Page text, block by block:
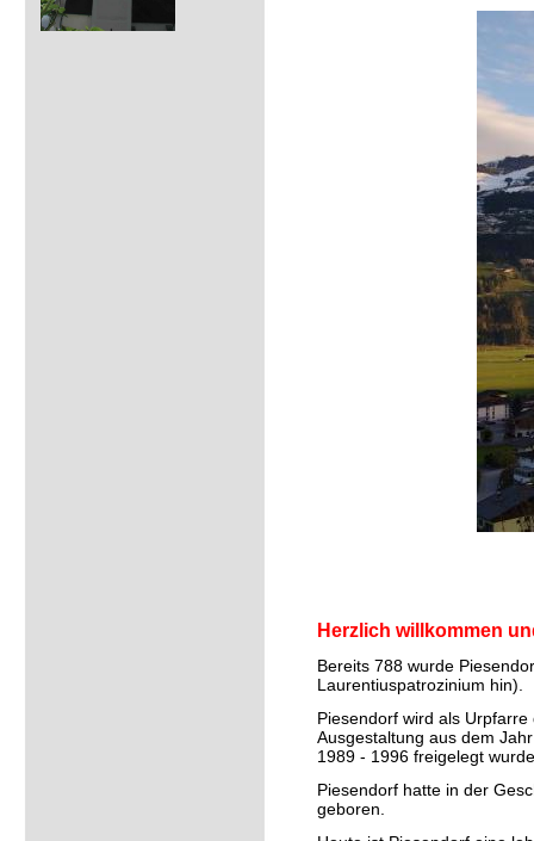
Herzlich willkommen
Bereits 788 wurde
Laurentiuspatrozinium hin).
Piesendorf wird als
Ausgestaltung aus dem
1989 - 1996 freigelegt
Piesendorf hatte in der
geboren.